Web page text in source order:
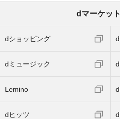
dマーケッ
dショッピング
dミュージック
Lemino
dヒッツ